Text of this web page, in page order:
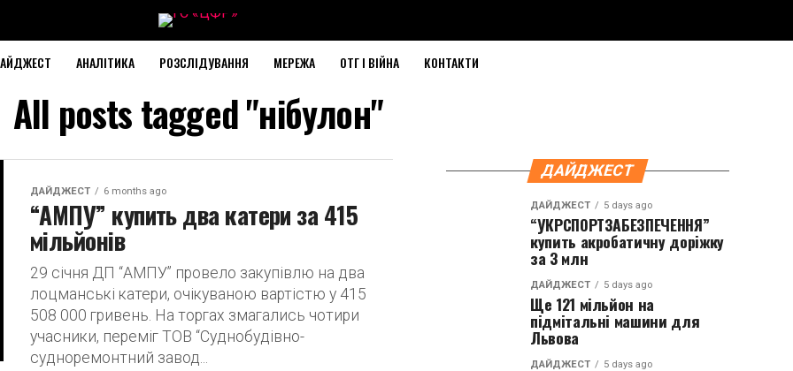
АНАЛІТИКА РОЗСЛІДУВАННЯ МЕРЕЖА ОТГ І ВІЙНА КОНТАКТИ
All posts tagged "нібулон"
ДАЙДЖЕСТ 6 months ago
“АМПУ” купить два катери за 415
мільйонів
29 січня ДП “АМПУ” провело закупівлю на два
лоцманські катери, очікуваною вартістю у 415
508 000 гривень. На торгах змагались чотири
учасники, переміг ТОВ “Суднобудівно-
судноремонтний завод...
ДАЙДЖЕСТ
ДАЙДЖЕСТ 5 days ago
“УКРСПОРТЗАБЕЗПЕЧЕННЯ”
купить акробатичну доріжку
за 3 млн
ДАЙДЖЕСТ 5 days ago
Ще 121 мільйон на
підмітальні машини для
Львова
ДАЙДЖЕСТ 5 days ago